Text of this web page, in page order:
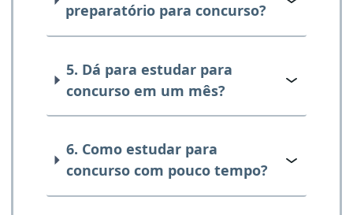
preparatório para concurso?
5. Dá para estudar para
concurso em um mês?
6. Como estudar para
concurso com pouco tempo?